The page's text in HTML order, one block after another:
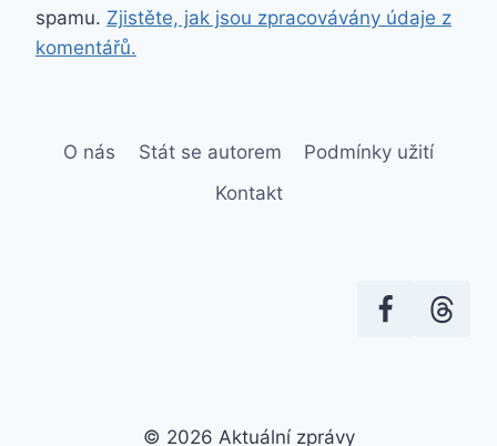
spamu. Zjistěte, jak jsou zpracovávány údaje z
komentářů.
O nás Stát se autorem
Podmínky užití
Kontakt
© 2026 Aktuální zprávy